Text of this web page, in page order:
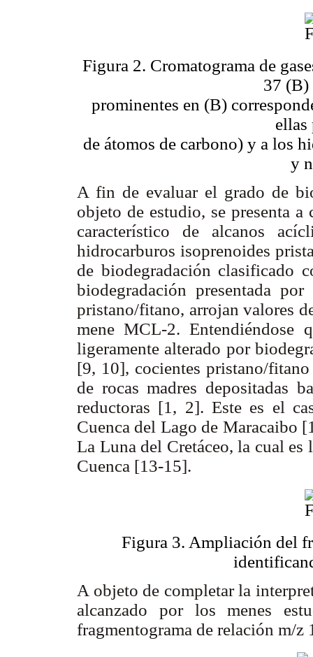
Figura 2. Cromatograma de
37 (B)
prominentes en (B)
ellas
de átomos de carbono) y a los
y
A fin de evaluar el grado de
objeto de estudio, se presenta
característico de alcanos
hidrocarburos isoprenoides
de biodegradación
biodegradación presentada
pristano/fitano, arrojan valores
mene MCL-2. Entendiéndose
ligeramente alterado por
[9, 10], cocientes pristano/
de rocas madres depositadas
reductoras [1, 2]. Este es el
Cuenca del Lago de Maracaibo
La Luna del Cretáceo, la cual es
Cuenca [13-15].
Figura 3. Ampliación del
A objeto de completar la
alcanzado por los menes
fragmentograma de relación m/z